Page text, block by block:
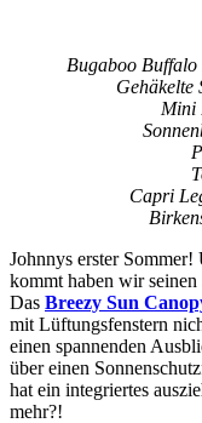
Bugaboo
Gehäkelte
Mini
Capri
Johnnys erster
kommt haben wir
Das Breezy Sun
mit Lüftungsfenstern
einen spannenden
über einen
hat ein integriertes
mehr?!